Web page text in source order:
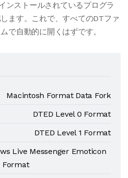
ンストールされているプログラ
ます。これで、すべてのDTファ
で自動的に開くはずです。
Macintosh Format Data Fork
DTED Level 0 Format
DTED Level 1 Format
Live Messenger Emoticon
Format